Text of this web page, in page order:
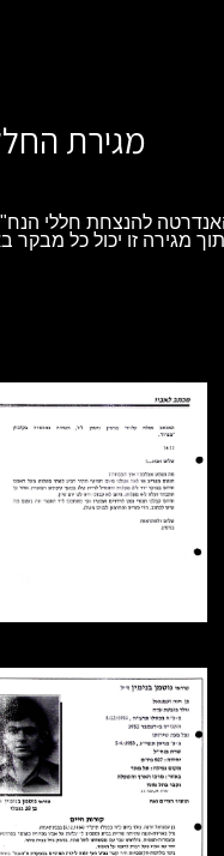
מגירת
להנצחת חללי
מגירה זו יכול כל מבקר